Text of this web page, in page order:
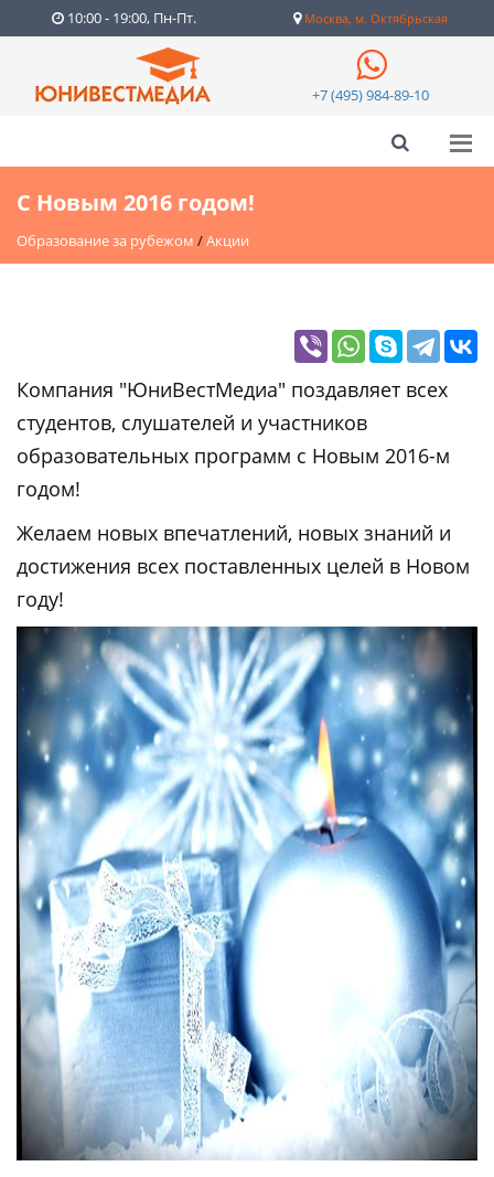
10:00 - 19:00, Пн-Пт. Москва, м. Октябрьская
+7 (495) 984-89-10
С Новым 2016 годом!
Образование за рубежом /Акции
Компания "ЮниВестМедиа" поздавляет всех
студентов, слушателей и участников
образовательных программ с Новым 2016-м
годом!
Желаем новых впечатлений, новых знаний и
достижения всех поставленных целей в Новом
году!